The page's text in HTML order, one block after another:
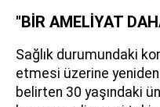
"BİR AMELİYAT
Sağlık durumundaki
etmesi üzerine
belirten 30 yaşındaki